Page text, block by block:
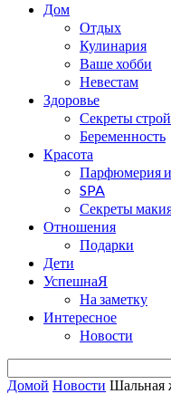
Дом
Отдых
Кулинария
Ваше хобби
Невестам
Здоровье
Секреты
Беременность
Красота
Парфюмерия и
SPA
Секреты
Отношения
Подарки
Дети
УспешнаЯ
На заметку
Интересное
Новости
Домой Новости Шальная